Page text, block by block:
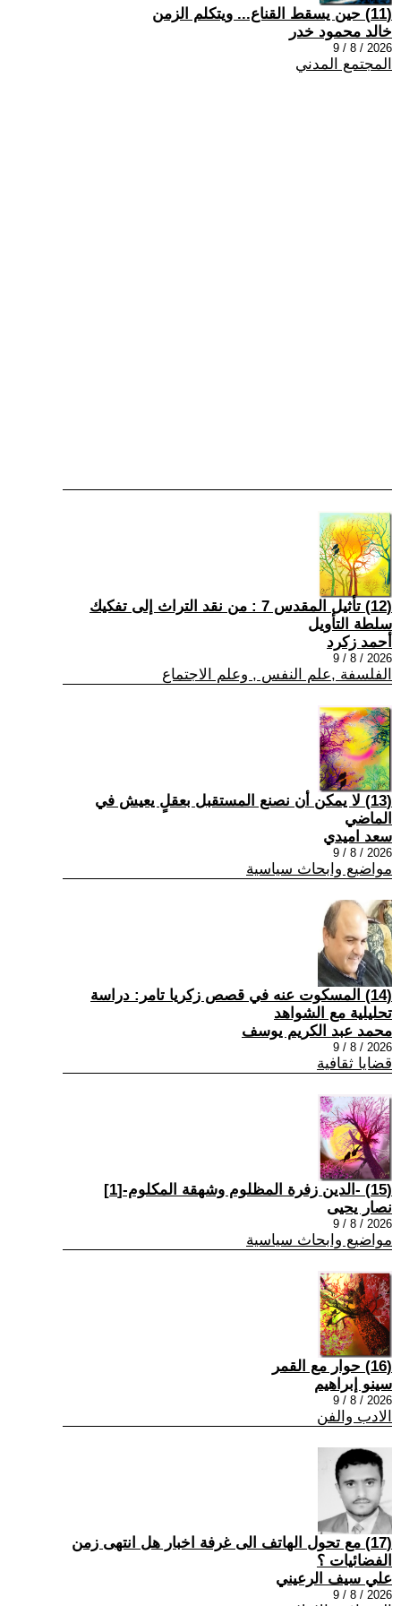
(11) حين يسقط القناع... ويتكلم الزمن
خالد محمود خدر
2026 / 8 / 9
المجتمع المدني
(12) تأثيل المقدس 7 : من نقد التراث إلى تفكيك
سلطة التأويل
أحمد زكرد
2026 / 8 / 9
الفلسفة ,علم النفس , وعلم الاجتماع
(13) لا يمكن أن نصنع المستقبل بعقلٍ يعيش في
الماضي
سعد اميدي
2026 / 8 / 9
مواضيع وابحاث سياسية
(14) المسكوت عنه في قصص زكريا تامر: دراسة
تحليلية مع الشواهد
محمد عبد الكريم يوسف
2026 / 8 / 9
قضايا ثقافية
(15) -الدين زفرة المظلوم وشهقة المكلوم-[1]
نصار يحيى
2026 / 8 / 9
مواضيع وابحاث سياسية
(16) حوار مع القمر
سينو إبراهيم
2026 / 8 / 9
الادب والفن
(17) مع تحول الهاتف الى غرفة اخبار هل انتهى زمن
الفضائيات ؟
علي سيف الرعيني
2026 / 8 / 9